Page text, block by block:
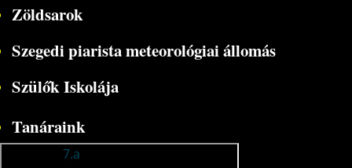
Zöldsarok
Szegedi piarista meteorológiai állomás
Szülők Iskolája
Tanáraink